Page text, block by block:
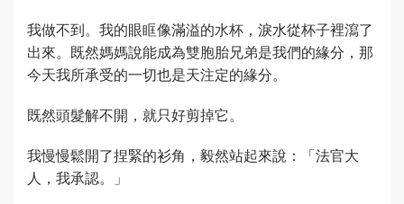
我做不到。我的眼眶像滿溢的水杯，淚水從杯子裡瀉了
出來。既然媽媽說能成為雙胞胎兄弟是我們的緣分，那
今天我所承受的一切也是天注定的緣分。
既然頭髮解不開，就只好剪掉它。
我慢慢鬆開了捏緊的衫角，毅然站起來說：「法官大
人，我承認。」